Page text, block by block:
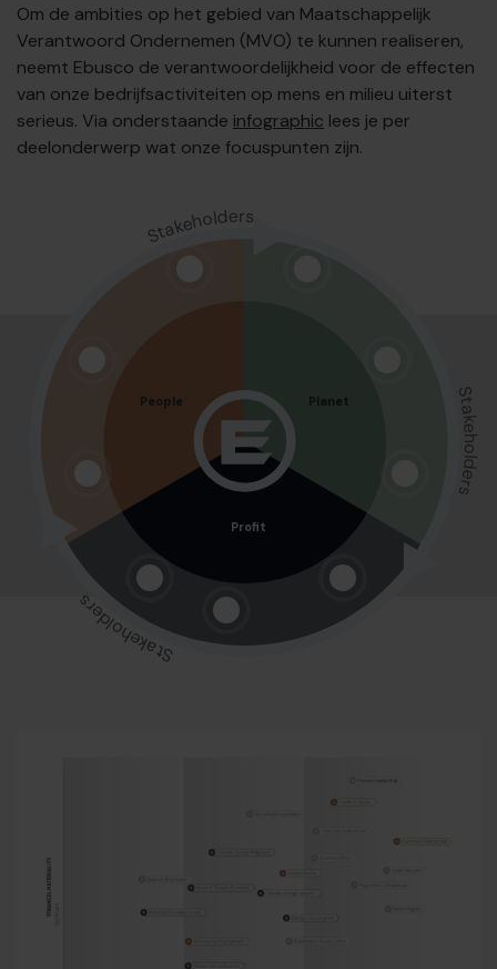
Om de ambities op het gebied van Maatschappelijk
Verantwoord Ondernemen (MVO) te kunnen realiseren,
neemt Ebusco de verantwoordelijkheid voor de effecten
van onze bedrijfsactiviteiten op mens en milieu uiterst
serieus. Via onderstaande infographic lees je per
deelonderwerp wat onze focuspunten zijn.
Stakeholders
Stakeholders
Stakeholders
People Planet
Profit